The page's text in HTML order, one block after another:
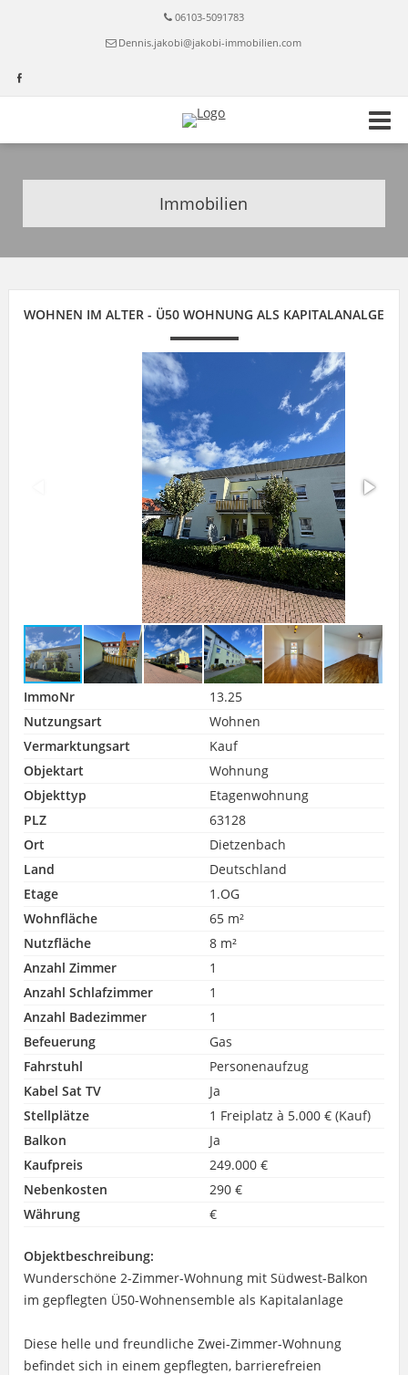
06103-5091783
Dennis.jakobi@jakobi-immobilien.com
Immobilien
WOHNEN IM ALTER - Ü50 WOHNUNG ALS KAPITALANALGE
ImmoNr
13.25
Nutzungsart
Wohnen
Vermarktungsart
Kauf
Objektart
Wohnung
Objekttyp
Etagenwohnung
PLZ
63128
Ort
Dietzenbach
Land
Deutschland
Etage
1.OG
Wohnfläche
65 m²
Nutzfläche
8 m²
Anzahl Zimmer
1
Anzahl Schlafzimmer
1
Anzahl Badezimmer
1
Befeuerung
Gas
Fahrstuhl
Personenaufzug
Kabel Sat TV
Ja
Stellplätze
1 Freiplatz à 5.000 € (Kauf)
Balkon
Ja
Kaufpreis
249.000 €
Nebenkosten
290 €
Währung
€
Objektbeschreibung:
Wunderschöne 2-Zimmer-Wohnung mit Südwest-Balkon
im gepflegten Ü50-Wohnensemble als Kapitalanlage
Diese helle und freundliche Zwei-Zimmer-Wohnung
befindet sich in einem gepflegten, barrierefreien